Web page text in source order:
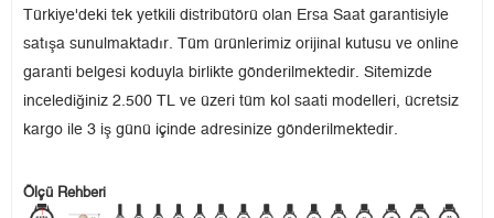
Türkiye'deki tek yetkili distribütörü olan Ersa Saat garantisiyle
satışa sunulmaktadır. Tüm ürünlerimiz orijinal kutusu ve online
garanti belgesi koduyla birlikte gönderilmektedir. Sitemizde
incelediğiniz 2.500 TL ve üzeri tüm kol saati modelleri, ücretsiz
kargo ile 3 iş günü içinde adresinize gönderilmektedir.
Ölçü Rehberi